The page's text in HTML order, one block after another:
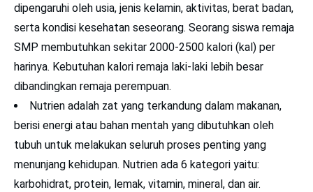
dipengaruhi oleh usia, jenis kelamin, aktivitas, berat badan,
serta kondisi kesehatan seseorang. Seorang siswa remaja
SMP membutuhkan sekitar 2000-2500 kalori (kal) per
harinya. Kebutuhan kalori remaja laki-laki lebih besar
dibandingkan remaja perempuan.
Nutrien adalah zat yang terkandung dalam makanan,
berisi energi atau bahan mentah yang dibutuhkan oleh
tubuh untuk melakukan seluruh proses penting yang
menunjang kehidupan. Nutrien ada 6 kategori yaitu:
karbohidrat, protein, lemak, vitamin, mineral, dan air.